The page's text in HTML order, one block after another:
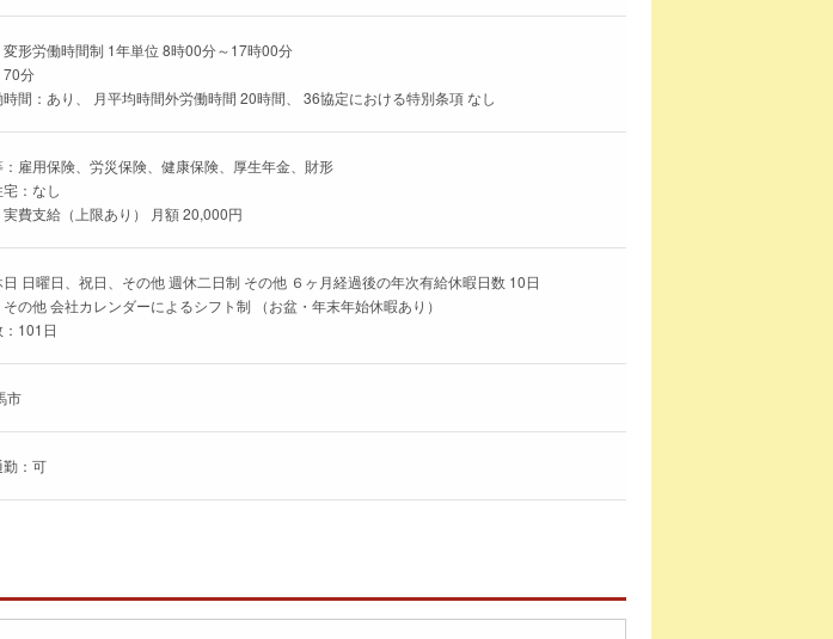
形労働時間制 1年単位 8時00分～17時00分
70分
間：あり、 月平均時間外労働時間 20時間、 36協定における特別条項 なし
雇用保険、労災保険、健康保険、厚生年金、財形
：なし
費支給（上限あり） 月額 20,000円
日曜日、祝日、その他 週休二日制 その他 ６ヶ月経過後の年次有給休暇日数 10日
の他 会社カレンダーによるシフト制 （お盆・年末年始休暇あり）
101日
市
勤：可